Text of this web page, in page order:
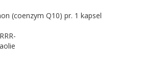
(coenzym Q10) pr. 1 kapsel